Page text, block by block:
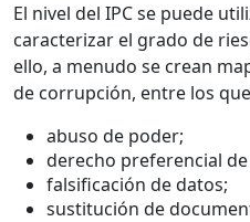
El nivel del IPC se puede
caracterizar el grado de
ello, a menudo se crean
de corrupción, entre los
abuso de poder;
derecho preferencial
falsificación de datos;
sustitución de